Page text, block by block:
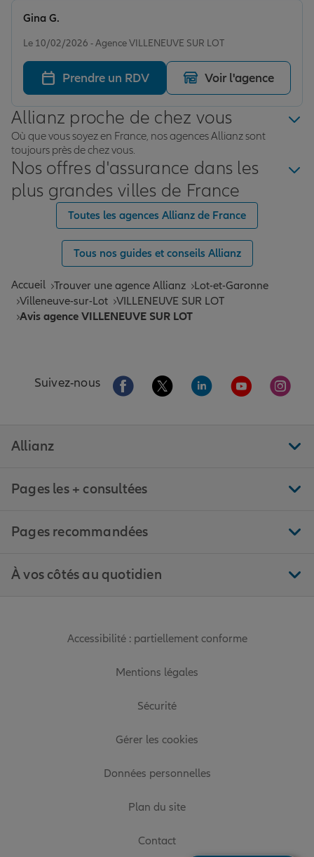
Le 10/02/2026 - Agence VILLENEUVE SUR LOT
Gina G.
Prendre un RDV Voir l'agence
Allianz proche de chez vous
Où que vous soyez en France, nos agences Allianz sont
toujours près de chez vous.
Nos offres d'assurance dans les
plus grandes villes de France
Toutes les agences Allianz de France
Tous nos guides et conseils Allianz
Accueil Trouver une agence Allianz
Lot-et-Garonne
Villeneuve-sur-Lot VILLENEUVE SUR LOT
Avis agence VILLENEUVE SUR LOT
Suivez-nous Aller sur la page Facebook de Allianz
Aller sur la page Twitter de
Aller sur la page
Aller sur la
Aller
Allianz
Pages les + consultées
Pages recommandées
À vos côtés au quotidien
Accessibilité : partiellement conforme
Mentions légales
Sécurité
Gérer les cookies
Données personnelles
Plan du site
Contact